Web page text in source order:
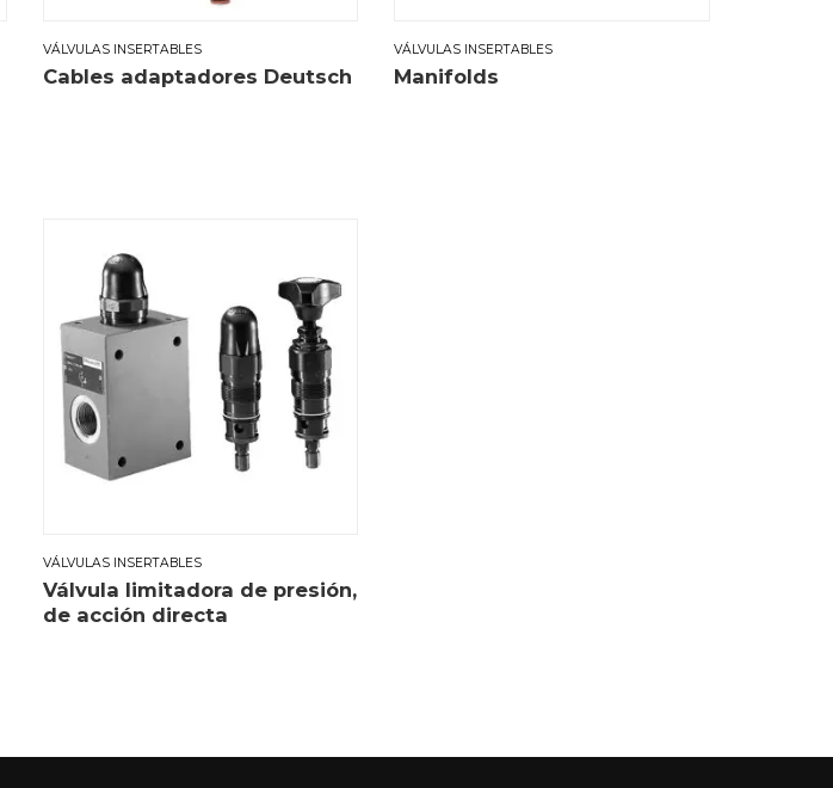
VÁLVULAS INSERTABLES
Cables adaptadores Deutsch
VÁLVULAS INSERTABLES
Manifolds
VÁLVULAS INSERTABLES
Válvula limitadora de presión,
de acción directa